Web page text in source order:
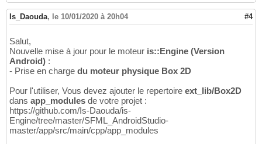
Is_Daouda, le 10/01/2020 à 20h04 #4
Salut,
Nouvelle mise à jour pour le moteur is::Engine (Version
Android) :
- Prise en charge du moteur physique Box 2D
Pour l'utiliser, Vous devez ajouter le repertoire ext_lib/Box2D
dans app_modules de votre projet :
https://github.com/Is-Daouda/is-
Engine/tree/master/SFML_AndroidStudio-
master/app/src/main/cpp/app_modules